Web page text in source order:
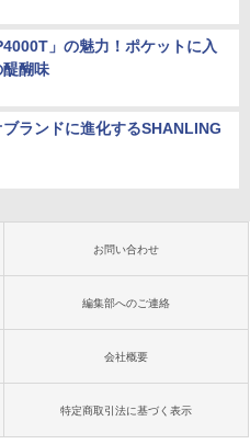
」の魅力！ポケットに入
醐味
ランドに進化するSHANLING
お問い合わせ
編集部へのご連絡
会社概要
特定商取引法に基づく表示